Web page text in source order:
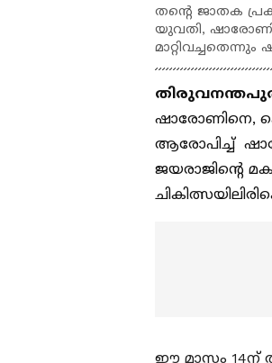
തന്‍റെ ജാതക
യുവതി,
ഷാരോണിനെ,
ആരോപിച്ച്
ജയരാജിന്‍റെ
ഈ മാസം 14ന്